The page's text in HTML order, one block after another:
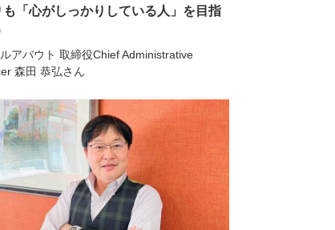
も「心がしっかりしている人」を目指
アバウト 取締役Chief Administrative
森田 恭弘さん